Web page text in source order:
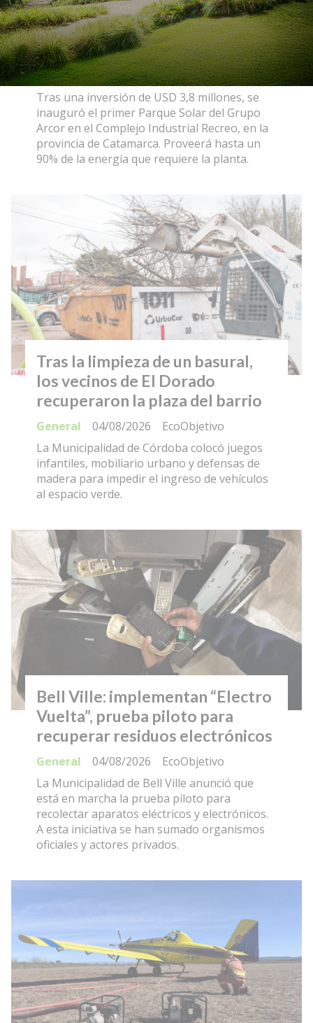
Se inauguró el primer Parque
Solar del Grupo Arcor en
Catamarca
EcoObjetivo
General
05/08/2026
Tras una inversión de USD 3,8 millones, se
inauguró el primer Parque Solar del Grupo
Arcor en el Complejo Industrial Recreo, en la
provincia de Catamarca. Proveerá hasta un
90% de la energía que requiere la planta.
Tras la limpieza de un basural,
los vecinos de El Dorado
recuperaron la plaza del barrio
EcoObjetivo
General
04/08/2026
La Municipalidad de Córdoba colocó juegos
infantiles, mobiliario urbano y defensas de
madera para impedir el ingreso de vehículos
al espacio verde.
Bell Ville: implementan “Electro
Vuelta”, prueba piloto para
recuperar residuos electrónicos
EcoObjetivo
General
04/08/2026
La Municipalidad de Bell Ville anunció que
está en marcha la prueba piloto para
recolectar aparatos eléctricos y electrónicos.
A esta iniciativa se han sumado organismos
oficiales y actores privados.